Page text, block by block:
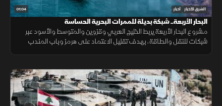
01:04 الشرق للأخبار أخبار
البحار الأربعة.. شبكة بديلة للممرات البحرية الحساسة
مشروع البحار الأربعة يربط الخليج العربي وقزوين والمتوسط والأسود عبر
شبكات للنقل والطاقة، بهدف تقليل الاعتماد على هرمز وباب المندب